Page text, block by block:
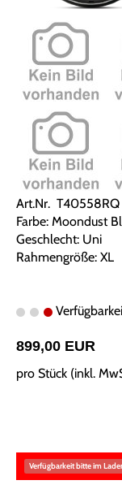
Art.Nr. T40558RQ
Farbe: Moondust
Geschlecht: Uni
Rahmengröße: XL
899,00 EUR
pro Stück (inkl.
Verfügbarkeit bitte im